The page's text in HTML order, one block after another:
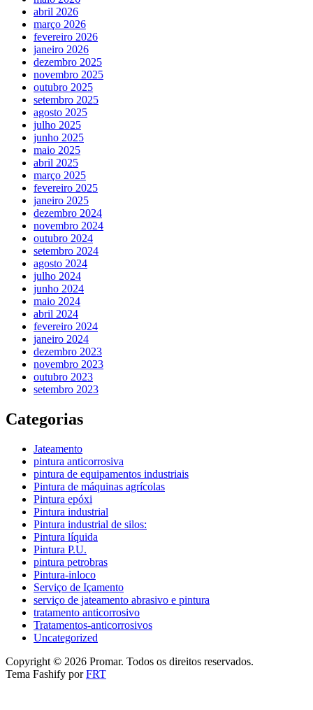
abril 2026
março 2026
fevereiro 2026
janeiro 2026
dezembro 2025
novembro 2025
outubro 2025
setembro 2025
agosto 2025
julho 2025
junho 2025
maio 2025
abril 2025
março 2025
fevereiro 2025
janeiro 2025
dezembro 2024
novembro 2024
outubro 2024
setembro 2024
agosto 2024
julho 2024
junho 2024
maio 2024
abril 2024
fevereiro 2024
janeiro 2024
dezembro 2023
novembro 2023
outubro 2023
setembro 2023
Categorias
Jateamento
pintura anticorrosiva
pintura de equipamentos industriais
Pintura de máquinas agrícolas
Pintura epóxi
Pintura industrial
Pintura industrial de silos:
Pintura líquida
Pintura P.U.
pintura petrobras
Pintura-inloco
Serviço de Içamento
serviço de jateamento abrasivo e pintura
tratamento anticorrosivo
Tratamentos-anticorrosivos
Uncategorized
Copyright © 2026 Promar. Todos os direitos reservados.
Tema Fashify porFRT